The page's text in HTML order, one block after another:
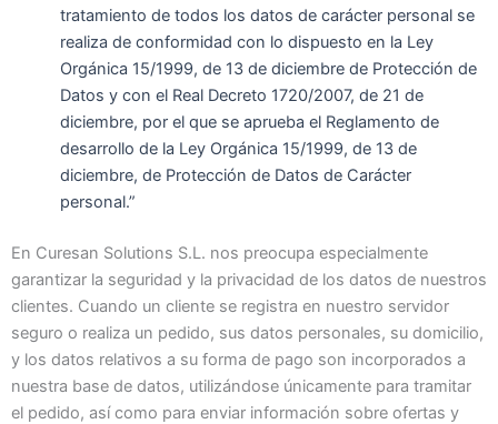
tratamiento de todos los datos de carácter personal se
realiza de conformidad con lo dispuesto en la Ley
Orgánica 15/1999, de 13 de diciembre de Protección de
Datos y con el Real Decreto 1720/2007, de 21 de
diciembre, por el que se aprueba el Reglamento de
desarrollo de la Ley Orgánica 15/1999, de 13 de
diciembre, de Protección de Datos de Carácter
personal.”
En Curesan Solutions S.L. nos preocupa especialmente
garantizar la seguridad y la privacidad de los datos de nuestros
clientes. Cuando un cliente se registra en nuestro servidor
seguro o realiza un pedido, sus datos personales, su domicilio,
y los datos relativos a su forma de pago son incorporados a
nuestra base de datos, utilizándose únicamente para tramitar
el pedido, así como para enviar información sobre ofertas y